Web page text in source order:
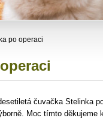
po operaci
čuvačka Stelinka
Moc tímto děkujeme